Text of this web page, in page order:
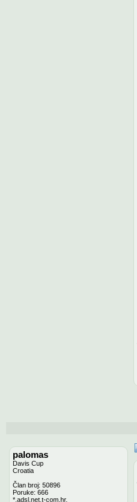
palomas
Davis Cup
Croatia
Član broj: 50896
Poruke: 666
*.adsl.net.t-com.hr.